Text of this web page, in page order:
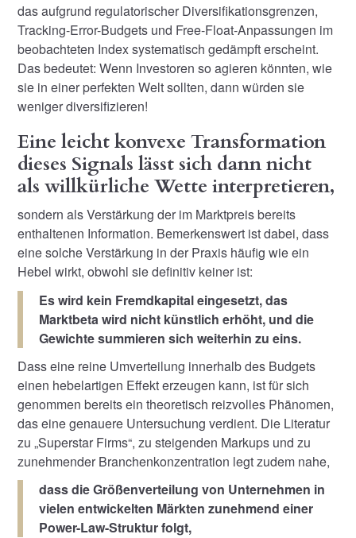
das aufgrund regulatorischer Diversifikationsgrenzen,
Tracking-Error-Budgets und Free-Float-Anpassungen im
beobachteten Index systematisch gedämpft erscheint.
Das bedeutet: Wenn Investoren so agieren könnten, wie
sie in einer perfekten Welt sollten, dann würden sie
weniger diversifizieren!
Eine leicht konvexe Transformation
dieses Signals lässt sich dann nicht
als willkürliche Wette interpretieren,
sondern als Verstärkung der im Marktpreis bereits
enthaltenen Information. Bemerkenswert ist dabei, dass
eine solche Verstärkung in der Praxis häufig wie ein
Hebel wirkt, obwohl sie definitiv keiner ist:
Es wird kein Fremdkapital eingesetzt, das
Marktbeta wird nicht künstlich erhöht, und die
Gewichte summieren sich weiterhin zu eins.
Dass eine reine Umverteilung innerhalb des Budgets
einen hebelartigen Effekt erzeugen kann, ist für sich
genommen bereits ein theoretisch reizvolles Phänomen,
das eine genauere Untersuchung verdient. Die Literatur
zu „Superstar Firms“, zu steigenden Markups und zu
zunehmender Branchenkonzentration legt zudem nahe,
dass die Größenverteilung von Unternehmen in
vielen entwickelten Märkten zunehmend einer
Power-Law-Struktur folgt,